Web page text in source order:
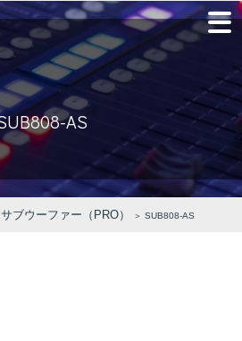
EN
⾳響特機の特長
特
機
特
モ
ル
ル
ム
TRAINING
概
要
営
所
社
沿
革
採
情
報
AS
サブウーファー（PRO） ＞ SUB808-AS